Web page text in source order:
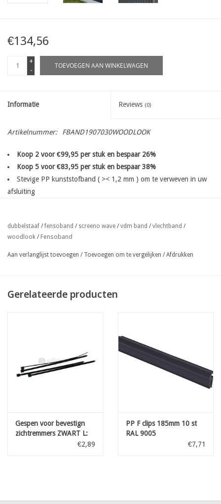
€134,56
+
-
TOEVOEGEN AAN WINKELWAGEN
Informatie Reviews (0)
Artikelnummer: FBAND1907030WOODLOOK
Koop 2 voor €99,95 per stuk en bespaar 26%
Koop 5 voor €83,95 per stuk en bespaar 38%
Stevige PP kunststofband ( >< 1,2 mm ) om te verweven in uw
afsluiting
beschikbaar op verschillende bandbreedtes afhankelijk van het
type van uw afsluiting
uit hoogwaardig krimpvrij en langdurig UV bestendig
vasthechting gebeurt door middel van gespen of F-clips
dubbelstaaf /fensoband / screeno wave /vdm band /vlechtband /
woodlook / Fensoband
Aan verlanglijst toevoegen / Toevoegen om te vergelijken /Afdrukken
Gerelateerde producten
Gespen voor bevestign
zichtremmers ZWART L:
€2,89
PP F clips 185mm 10 st
RAL 9005
€7,71